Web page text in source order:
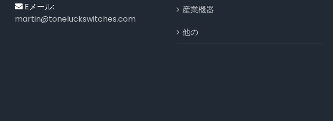
Eメール:
martin@toneluckswitches.com
産業機器
他の